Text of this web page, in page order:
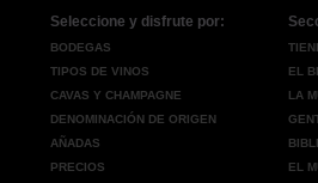
Seleccione y disfrute por:
BODEGAS
TIPOS DE VINOS
EL
CAVAS Y CHAMPAGNE
LA
DENOMINACIÓN DE ORIGEN
AÑADAS
PRECIOS
EL